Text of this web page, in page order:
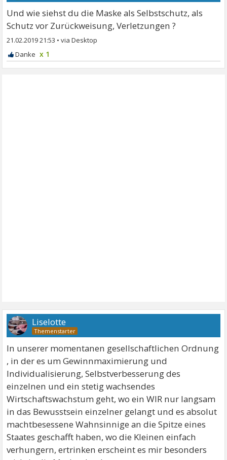
Und wie siehst du die Maske als Selbstschutz, als
Schutz vor Zurückweisung, Verletzungen ?
21.02.2019 21:53 •
x 1
Liselotte
In unserer momentanen gesellschaftlichen Ordnung
, in der es um Gewinnmaximierung und
Individualisierung, Selbstverbesserung des
einzelnen und ein stetig wachsendes
Wirtschaftswachstum geht, wo ein WIR nur langsam
in das Bewusstsein einzelner gelangt und es absolut
machtbesessene Wahnsinnige an die Spitze eines
Staates geschafft haben, wo die Kleinen einfach
verhungern, ertrinken erscheint es mir besonders